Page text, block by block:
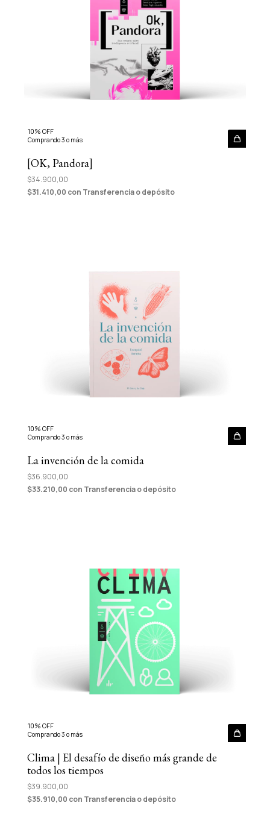
10% OFF
Comprando 3 o más
[OK, Pandora]
$34.900,00
$31.410,00 con Transferencia o depósito
10% OFF
Comprando 3 o más
La invención de la comida
$36.900,00
$33.210,00 con Transferencia o depósito
10% OFF
Comprando 3 o más
Clima | El desafío de diseño más grande de
todos los tiempos
$39.900,00
$35.910,00 con Transferencia o depósito